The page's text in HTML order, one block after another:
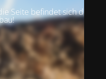
Seite befindet sich derzeit